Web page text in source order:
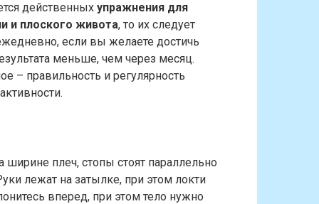
действенных упражнения для
и плоского живота, то их следует
если вы желаете достичь
меньше, чем через месяц.
– правильность и регулярность
ширине плеч, стопы стоят параллельно
лежат на затылке, при этом локти
вперед, при этом тело нужно